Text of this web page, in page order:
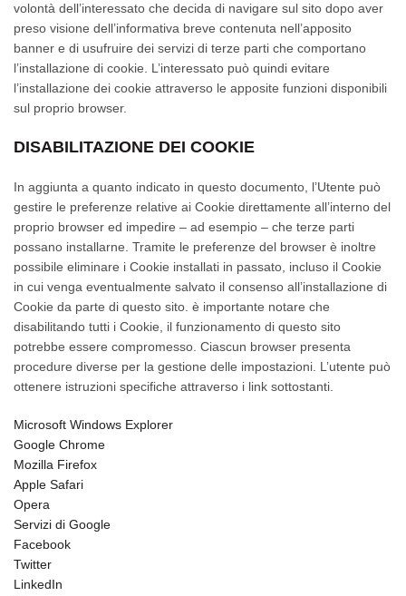
volontà dell’interessato che decida di navigare sul sito dopo aver
preso visione dell’informativa breve contenuta nell’apposito
banner e di usufruire dei servizi di terze parti che comportano
l’installazione di cookie. L’interessato può quindi evitare
l’installazione dei cookie attraverso le apposite funzioni disponibili
sul proprio browser.
DISABILITAZIONE DEI COOKIE
In aggiunta a quanto indicato in questo documento, l’Utente può
gestire le preferenze relative ai Cookie direttamente all’interno del
proprio browser ed impedire – ad esempio – che terze parti
possano installarne. Tramite le preferenze del browser è inoltre
possibile eliminare i Cookie installati in passato, incluso il Cookie
in cui venga eventualmente salvato il consenso all’installazione di
Cookie da parte di questo sito. è importante notare che
disabilitando tutti i Cookie, il funzionamento di questo sito
potrebbe essere compromesso. Ciascun browser presenta
procedure diverse per la gestione delle impostazioni. L’utente può
ottenere istruzioni specifiche attraverso i link sottostanti.
Microsoft Windows Explorer
Google Chrome
Mozilla Firefox
Apple Safari
Opera
Servizi di Google
Facebook
Twitter
LinkedIn